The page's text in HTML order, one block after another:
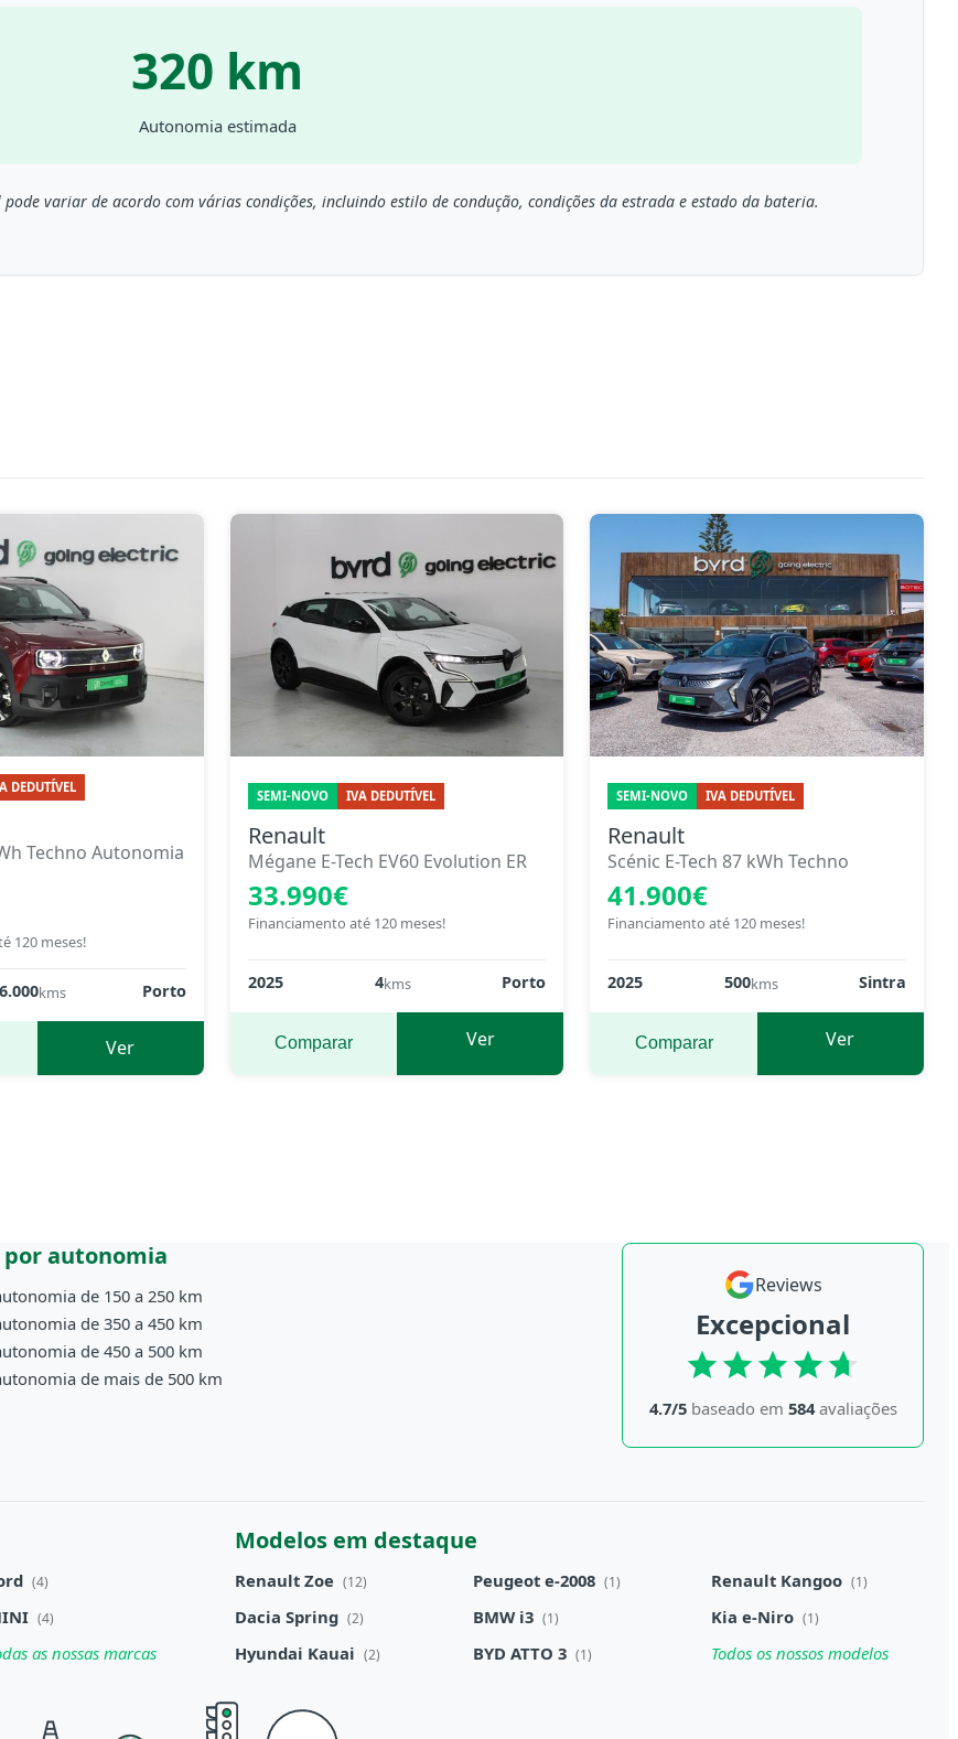
320 km
Autonomia estimada
variar de acordo com várias condições, incluindo estilo de condução, condições da estrada e estado da bateria.
DEDUTÍVEL
Techno Autonomia
120 meses!
6.000kms Porto
Ver
SEMI-NOVO IVA DEDUTÍVEL
Renault
Mégane E-Tech EV60 Evolution ER
33.990€
Financiamento até 120 meses!
2025 4kms Porto
Comparar Ver
SEMI-NOVO IVA DEDUTÍVEL
Renault
Scénic E-Tech 87 kWh Techno
41.900€
Financiamento até 120 meses!
2025 500kms Sintra
Comparar Ver
autonomia
de 150 a 250 km
de 350 a 450 km
de 450 a 500 km
de mais de 500 km
Reviews
Excepcional
4.7/5baseado em 584avaliações
(4)
(4)
as nossas marcas
Modelos em destaque
Renault Zoe (12)
Dacia Spring (2)
Hyundai Kauai (2)
Peugeot e-2008 (1)
BMW i3 (1)
BYD ATTO 3 (1)
Renault Kangoo (1)
Kia e-Niro (1)
Todos os nossos modelos